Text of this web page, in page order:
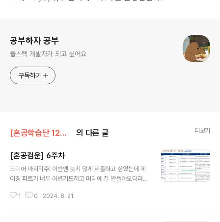
공부하자 공부
풀스택 개발자가 되고 싶어요
구독하기
[혼공학습단 12기] 혼자 공부하는 컴퓨터구조+운영체제 의 다른 글 더보기
[혼공컴운] 6주차
드디어 마지막주! 이번엔 늦지 않게 제출하고 싶었는데 페
이징 파트가 너무 어렵기도하고 머리에 잘 안들어오더라구
하다보니 늦어졌습니다..! Chapter 14 가상메모리 14-1
1 0 2024. 8. 21.